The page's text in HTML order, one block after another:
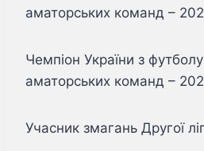
аматорських команд –
Чемпіон України з
аматорських команд –
Учасник змагань Другої